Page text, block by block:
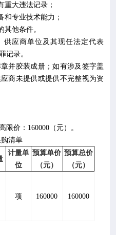
重大违法记录；
和专业技术能力；
他条件。
供应商单位及其现任法定代表
记录。
并胶装成册； 如有涉及签字盖
商未提供或提供不完整视为资
限价： 160000（元）。
清单
计量单
位
预算单价
（元）
预算总价
（元）
项 160000 160000